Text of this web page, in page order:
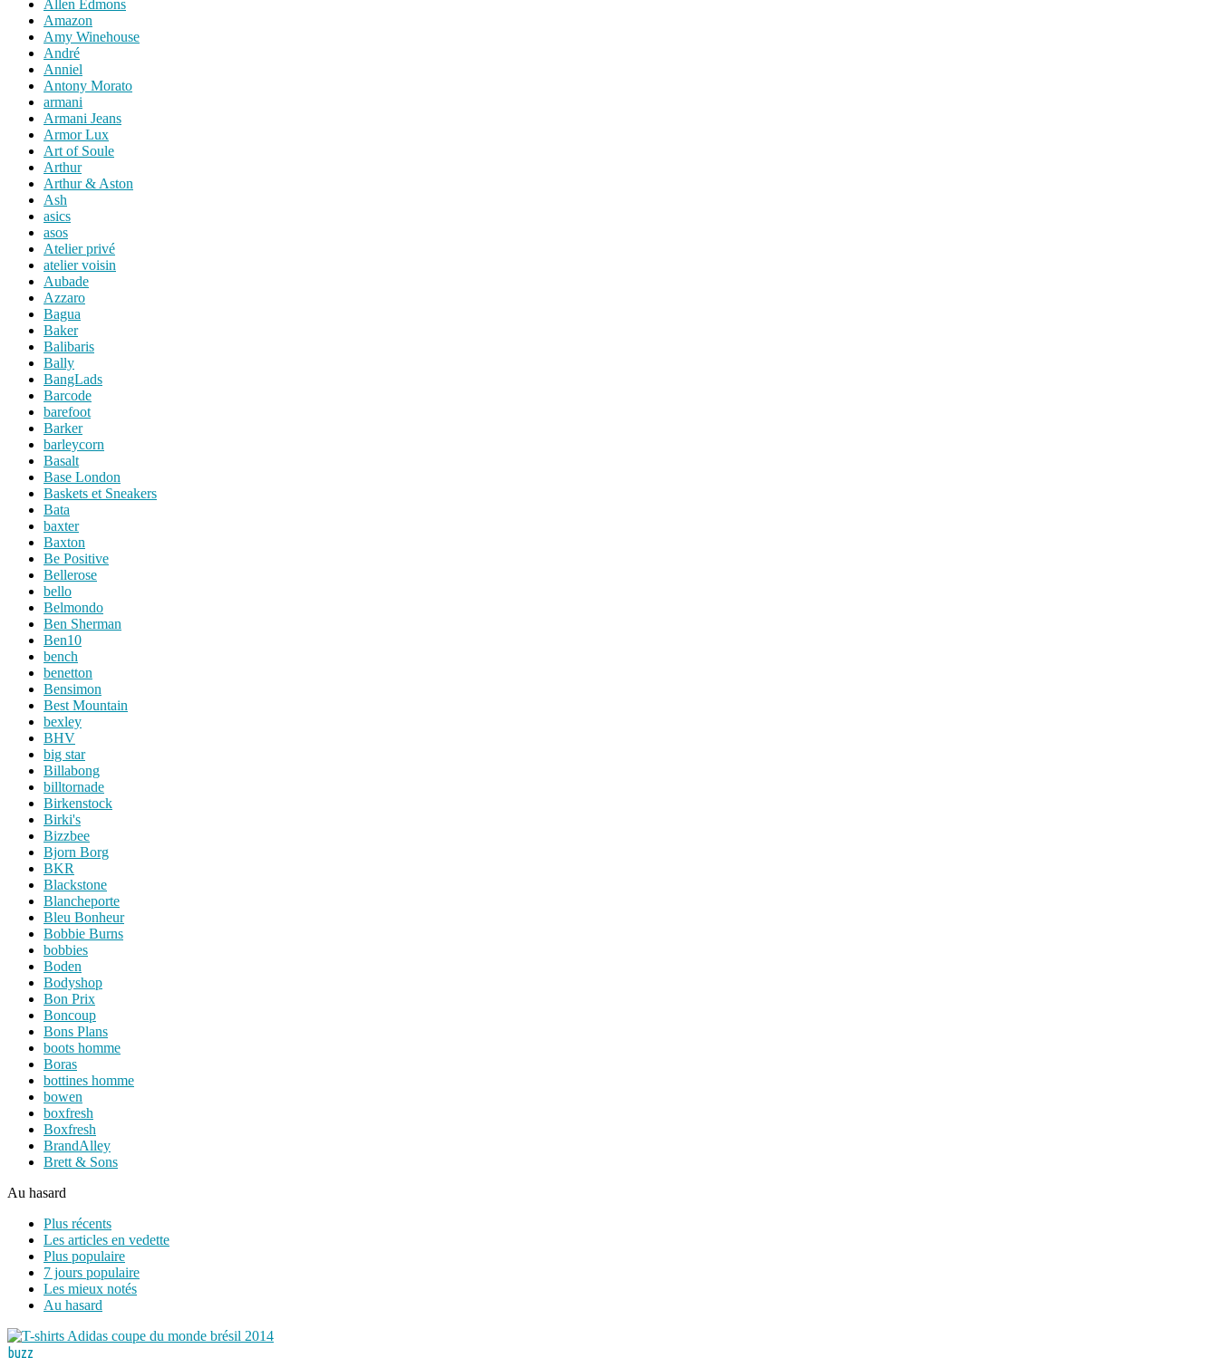
Allen Edmons
Amazon
Amy Winehouse
André
Anniel
Antony Morato
armani
Armani Jeans
Armor Lux
Art of Soule
Arthur
Arthur & Aston
Ash
asics
asos
Atelier privé
atelier voisin
Aubade
Azzaro
Bagua
Baker
Balibaris
Bally
BangLads
Barcode
barefoot
Barker
barleycorn
Basalt
Base London
Baskets et Sneakers
Bata
baxter
Baxton
Be Positive
Bellerose
bello
Belmondo
Ben Sherman
Ben10
bench
benetton
Bensimon
Best Mountain
bexley
BHV
big star
Billabong
billtornade
Birkenstock
Birki's
Bizzbee
Bjorn Borg
BKR
Blackstone
Blancheporte
Bleu Bonheur
Bobbie Burns
bobbies
Boden
Bodyshop
Bon Prix
Boncoup
Bons Plans
boots homme
Boras
bottines homme
bowen
boxfresh
Boxfresh
BrandAlley
Brett & Sons
Au hasard
Plus récents
Les articles en vedette
Plus populaire
7 jours populaire
Les mieux notés
Au hasard
buzz